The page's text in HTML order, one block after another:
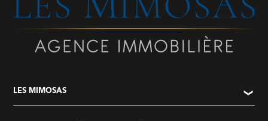
LES MIMOSAS